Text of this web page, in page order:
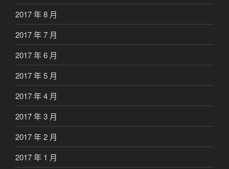
2017 年 8 月
2017 年 7 月
2017 年 6 月
2017 年 5 月
2017 年 4 月
2017 年 3 月
2017 年 2 月
2017 年 1 月